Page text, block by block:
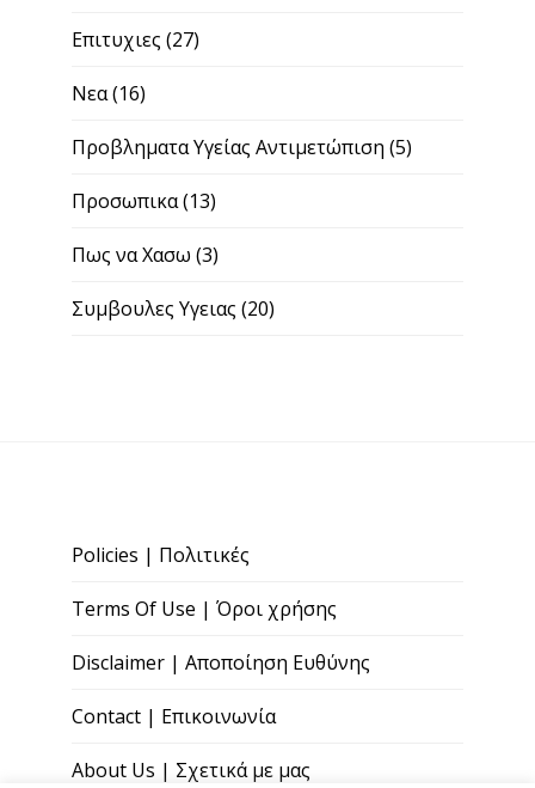
Επιτυχιες (27)
Νεα(16)
Προβληματα Υγείας Αντιμετώπιση (5)
Προσωπικα(13)
Πως να Χασω (3)
Συμβουλες Υγειας (20)
Policies | Πολιτικές
Terms Of Use | Όροι χρήσης
Disclaimer | Αποποίηση Ευθύνης
Contact | Επικοινωνία
About Us | Σχετικά με μας